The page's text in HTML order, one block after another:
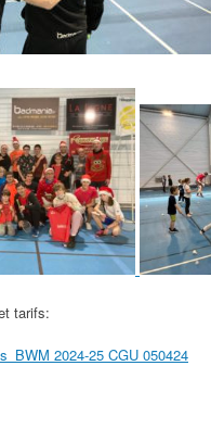
tarifs:
2024-25 CGU 050424